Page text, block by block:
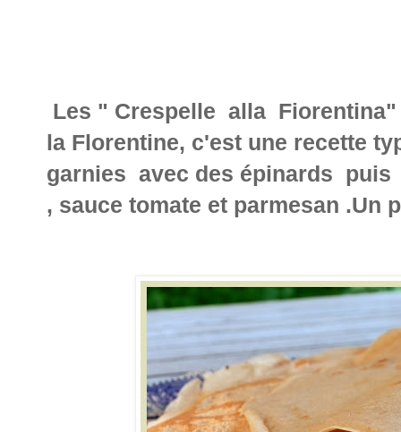
Les " Crespelle alla Fiorentina"
la Florentine, c'est une recette
garnies avec des épinards puis
, sauce tomate et parmesan